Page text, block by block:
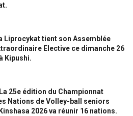
Liprocykat tient son Assemblée
Elective ce dimanche 26
Kipushi.
25e édition du Championnat
Nations de Volley-ball seniors
2026 va réunir 16 nations.